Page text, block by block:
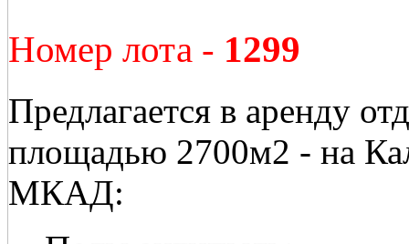
Номер лота - 1299
Предлагается в аренду
площадью 2700м2 - на
МКАД: